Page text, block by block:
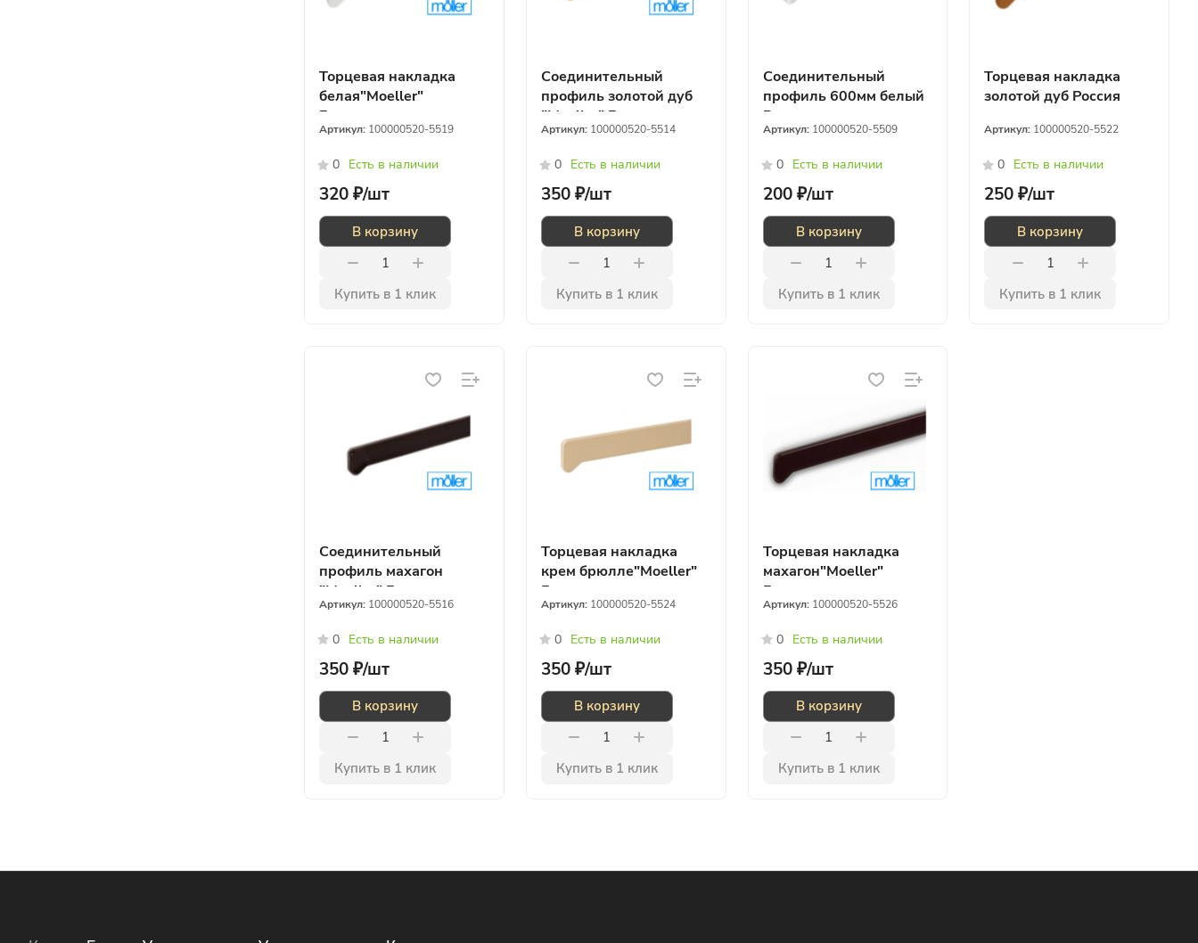
Торцевая накладка
белая"Moeller"
Германия
Артикул: 100000520-5519
0 Есть в наличии
320 ₽/шт
В корзину
Купить в 1 клик
Соединительный
профиль золотой дуб
"Moeller" Германия
Артикул: 100000520-5514
0 Есть в наличии
350 ₽/шт
В корзину
Купить в 1 клик
Соединительный
профиль 600мм белый
Россия
Артикул: 100000520-5509
0 Есть в наличии
200 ₽/шт
В корзину
Купить в 1 клик
Торцевая накладка
золотой дуб Россия
Артикул: 100000520-5522
0 Есть в наличии
250 ₽/шт
В корзину
Купить в 1 клик
Соединительный
профиль махагон
"Moeller" Германия
Артикул: 100000520-5516
0 Есть в наличии
350 ₽/шт
В корзину
Купить в 1 клик
Торцевая накладка
крем брюлле"Moeller"
Германия
Артикул: 100000520-5524
0 Есть в наличии
350 ₽/шт
В корзину
Купить в 1 клик
Торцевая накладка
махагон"Moeller"
Германия
Артикул: 100000520-5526
0 Есть в наличии
350 ₽/шт
В корзину
Купить в 1 клик